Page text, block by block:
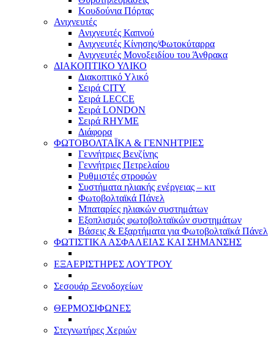
Κουδούνια Πόρτας
Ανιχνευτές
Ανιχνευτές Καπνού
Ανιχνευτές Κίνησης/Φωτοκύταρρα
Ανιχνευτές Μονοξειδίου του Άνθρακα
ΔΙΑΚΟΠΤΙΚΟ ΥΛΙΚΟ
Διακοπτικό Υλικό
Σειρά CITY
Σειρά LECCE
Σειρά LONDON
Σειρά RHYME
Διάφορα
ΦΩΤΟΒΟΛΤΑΪΚΑ & ΓΕΝΝΗΤΡΙΕΣ
Γεννήτριες Βενζίνης
Γεννήτριες Πετρελαίου
Ρυθμιστές στροφών
Συστήματα ηλιακής ενέργειας – κιτ
Φωτοβολταϊκά Πάνελ
Μπαταρίες ηλιακών συστημάτων
Εξοπλισμός φωτοβολταϊκών συστημάτων
Βάσεις & Εξαρτήματα για Φωτοβολταϊκά Πάνελ
ΦΩΤΙΣΤΙΚΑ ΑΣΦΑΛΕΙΑΣ ΚΑΙ ΣΗΜΑΝΣΗΣ
ΕΞΑΕΡΙΣΤΗΡΕΣ ΛΟΥΤΡΟΥ
Σεσουάρ Ξενοδοχείων
ΘΕΡΜΟΣΙΦΩΝΕΣ
Στεγνωτήρες Χεριών